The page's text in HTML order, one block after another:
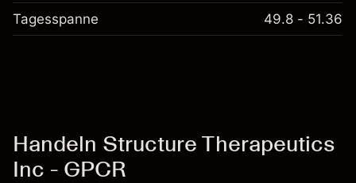
Tagesspanne 49.8 - 51.36
Handeln Structure Therapeutics
Inc - GPCR